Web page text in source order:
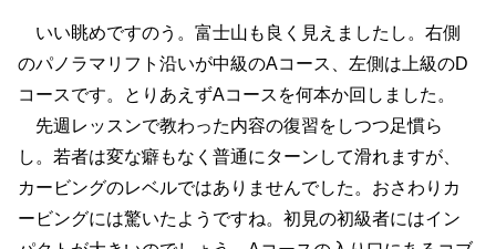
いい眺めですのう。富士山も良く見えましたし。右側
のパノラマリフト沿いが中級のAコース、左側は上級のD
コースです。とりあえずAコースを何本か回しました。
先週レッスンで教わった内容の復習をしつつ足慣ら
し。若者は変な癖もなく普通にターンして滑れますが、
カービングのレベルではありませんでした。おさわりカ
ービングには驚いたようですね。初見の初級者にはイン